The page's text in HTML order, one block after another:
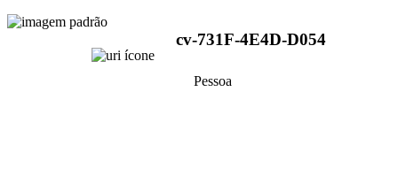
cv-731F-4E4D-D054
Pessoa